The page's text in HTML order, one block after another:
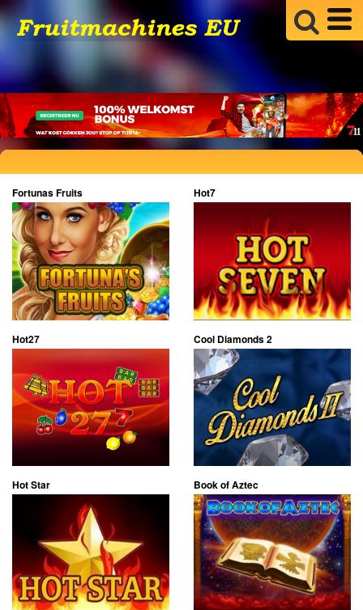
Fortunas Fruits Hot7
Hot27 Cool Diamonds 2
Hot Star Book of Aztec